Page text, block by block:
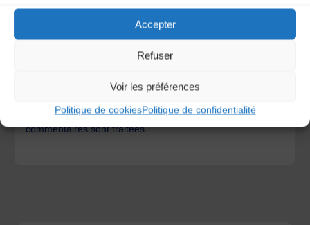
Accepter
Refuser
Voir les préférences
Politique de cookiesPolitique de confidentialité
savoir plus sur la façon dont les données de vos
commentaires sont traitées.